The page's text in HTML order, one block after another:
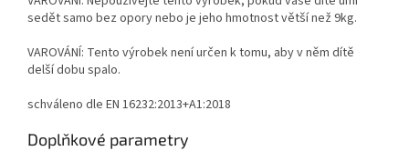
sedět samo bez opory nebo je jeho hmotnost větší než 9kg.
VAROVÁNÍ: Tento výrobek není určen k tomu, aby v něm dítě
delší dobu spalo.
schváleno dle EN 16232:2013+A1:2018
Doplňkové parametry